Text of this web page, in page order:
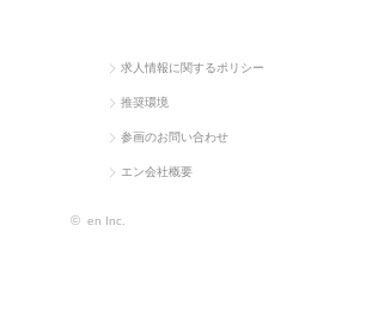
求人情報に関するポリシー
推奨環境
参画のお問い合わせ
エン会社概要
© en Inc.